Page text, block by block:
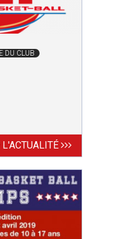
DU CLUB
L'ACTUALITÉ